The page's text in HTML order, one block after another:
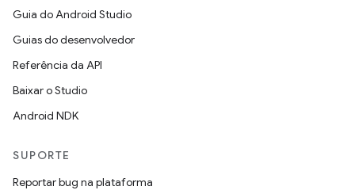
Guia do Android Studio
Guias do desenvolvedor
Referência da API
Baixar o Studio
Android NDK
SUPORTE
Reportar bug na plataforma